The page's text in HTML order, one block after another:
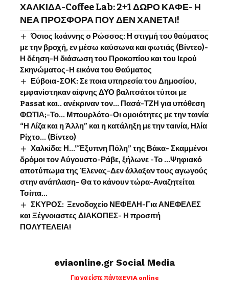
ΧΑΛΚΙΔΑ-Coffee Lab: 2+1 ΔΩΡΟ ΚΑΦΕ- Η
ΝΕΑ ΠΡΟΣΦΟΡΑ ΠΟΥ ΔΕΝ ΧΑΝΕΤΑΙ!
Όσιος Ιωάννης o Ρώσσος: Η στιγμή του θαύματος
με την βροχή, εν μέσω καύσωνα και φωτιάς (Βίντεο)-
Η δέηση-Η διάσωση του Προκοπίου και του Ιερού
Σκηνώματος-Η εικόνα του Θαύματος
Εύβοια-ΣΟΚ: Σε ποια υπηρεσία του Δημοσίου,
εμφανίστηκαν αίφνης ΔΥΟ βαλιτσάτοι τύποι με
Passat και.. ανέκριναν τον… Πασά-ΤΖΗ για υπόθεση
ΦΩΤΙΑ;-Το… Μπουρλότο-Οι ομοιότητες με την ταινία
“Η Λίζα και η Άλλη” και η κατάληξη με την ταινία, Ηλία
Ρίχτο… (Βίντεο)
Χαλκίδα: Η…”Έξυπνη Πόλη” της Βάκα- Σκαμμένοι
δρόμοι τον Αύγουστο-Ράβε, ξήλωνε -Το …Ψηφιακό
αποτύπωμα της Έλενας-Δεν άλλαξαν τους αγωγούς
στην ανάπλαση- Θα το κάνουν τώρα-Αναζητείται
Τσίπα…
ΣΚΥΡΟΣ: Ξενοδοχείο ΝΕΦΕΛΗ-Για ΑΝΕΦΕΛΕΣ
και Ξέγνοιαστες ΔΙΑΚΟΠΕΣ- Η προσιτή
ΠΟΛΥΤΕΛΕΙΑ!
eviaonline.gr Social Media
Για να είστε πάντα EVIA online